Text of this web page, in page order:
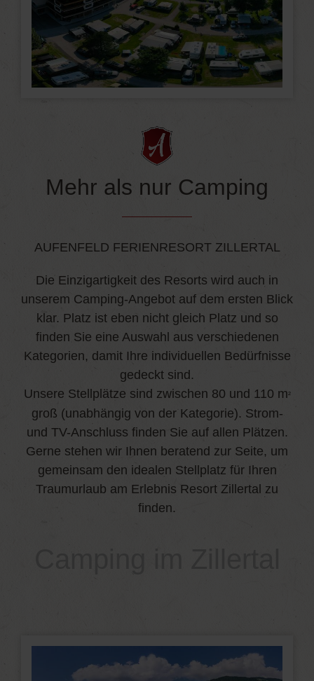
Mehr als nur Camping
AUFENFELD FERIENRESORT ZILLERTAL
Die Einzigartigkeit des Resorts wird auch in
unserem Camping-Angebot auf dem ersten Blick
klar. Platz ist eben nicht gleich Platz und so
finden Sie eine Auswahl aus verschiedenen
Kategorien, damit Ihre individuellen Bedürfnisse
gedeckt sind.
Unsere Stellplätze sind zwischen 80 und 110 m²
groß (unabhängig von der Kategorie). Strom-
und TV-Anschluss finden Sie auf allen Plätzen.
Gerne stehen wir Ihnen beratend zur Seite, um
gemeinsam den idealen Stellplatz für Ihren
Traumurlaub am Erlebnis Resort Zillertal zu
finden.